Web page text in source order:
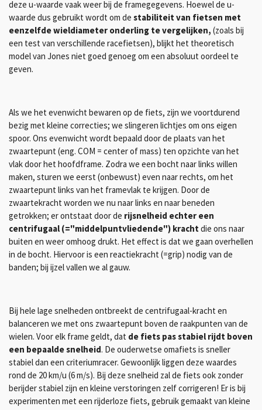
deze u-waarde vaak weer bij de framegegevens. Hoewel de u-
waarde dus gebruikt wordt om de stabiliteit van fietsen met
eenzelfde wieldiameter onderling te vergelijken, (zoals bij
een test van verschillende racefietsen), blijkt het theoretisch
model van Jones niet goed genoeg om een absoluut oordeel te
geven.
Als we het evenwicht bewaren op de fiets, zijn we voortdurend
bezig met kleine correcties; we slingeren lichtjes om ons eigen
spoor. Ons evenwicht wordt bepaald door de plaats van het
zwaartepunt (eng. COM = center of mass) ten opzichte van het
vlak door het hoofdframe. Zodra we een bocht naar links willen
maken, sturen we eerst (onbewust) even naar rechts, om het
zwaartepunt links van het framevlak te krijgen. Door de
zwaartekracht worden we nu naar links en naar beneden
getrokken; er ontstaat door de rijsnelheid echter een
centrifugaal (="middelpuntvliedende") krachtdie ons naar
buiten en weer omhoog drukt. Het effect is dat we gaan overhellen
in de bocht. Hiervoor is een reactiekracht (=grip) nodig van de
banden; bij ijzel vallen we al gauw.
Bij hele lage snelheden ontbreekt de centrifugaal-kracht en
balanceren we met ons zwaartepunt boven de raakpunten van de
wielen. Voor elk frame geldt, dat de fiets pas stabiel rijdt boven
een bepaalde snelheid. De ouderwetse omafiets is sneller
stabiel dan een criteriumracer. Gewoonlijk liggen deze waardes
rond de 20 km/u (6 m/s). Bij deze snelheid zal de fiets ook zonder
berijder stabiel zijn en kleine verstoringen zelf corrigeren! Er is bij
experimenten met een rijderloze fiets, gebruik gemaakt van kleine